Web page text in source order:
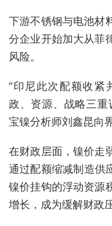
下游不锈钢与电池材
分企业开始加大从菲
风险。
“印尼此次配额收紧
政、资源、战略三重
宝镍分析师刘鑫昆向
在财政层面，镍价走
通过配额缩减制造供
镍价挂钩的浮动资源
增长，成为缓解财政